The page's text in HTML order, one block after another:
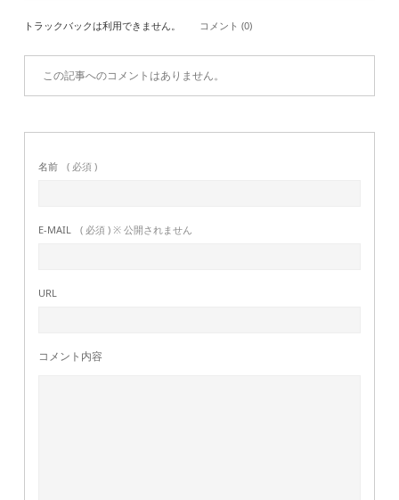
トラックバックは利用できません。 コメント (0)
この記事へのコメントはありません。
名前 ( 必須 )
E-MAIL ( 必須 ) ※ 公開されません
URL
コメント内容